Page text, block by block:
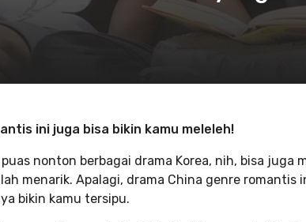
ini juga bisa bikin kamu meleleh!
nonton berbagai drama Korea, nih, bisa juga
menarik. Apalagi, drama China genre romantis
bikin kamu tersipu.